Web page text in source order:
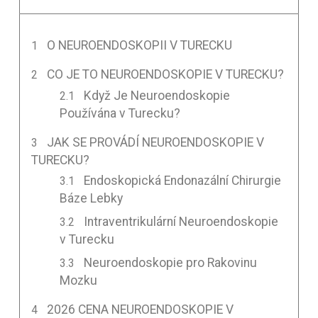
O NEUROENDOSKOPII V TURECKU
CO JE TO NEUROENDOSKOPIE V TURECKU?
Když Je Neuroendoskopie
Používána v Turecku?
JAK SE PROVÁDÍ NEUROENDOSKOPIE V
TURECKU?
Endoskopická Endonazální Chirurgie
Báze Lebky
Intraventrikulární Neuroendoskopie
v Turecku
Neuroendoskopie pro Rakovinu
Mozku
2026 CENA NEUROENDOSKOPIE V